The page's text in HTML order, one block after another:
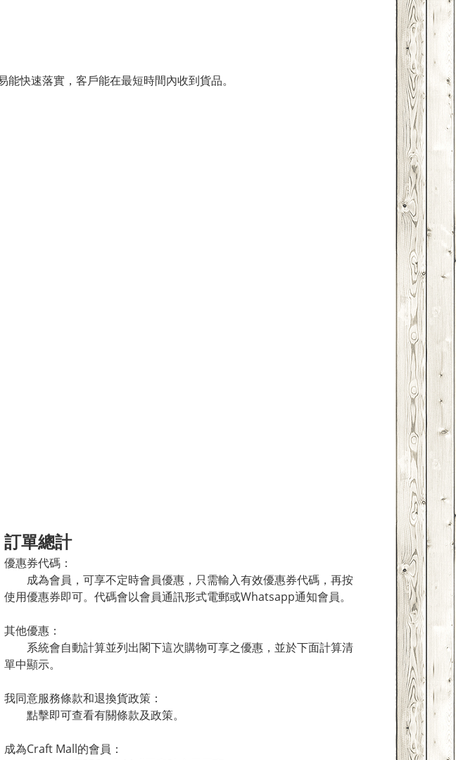
快速落實，客戶能在最短時間內收到貨品。
訂單總計
優惠券代碼：
成為會員，可享不定時會員優惠，只需輸入有效優惠券代碼，再按
使用優惠券即可。代碼會以會員通訊形式電郵或Whatsapp通知會員。
其他優惠：
系統會自動計算並列出閣下這次購物可享之優惠，並於下面計算清
單中顯示。
我同意服務條款和退換貨政策：
點擊即可查看有關條款及政策。
成為Craft Mall的會員：